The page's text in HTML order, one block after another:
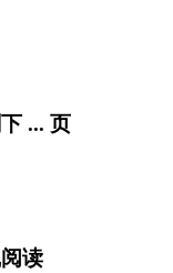
... 页
读